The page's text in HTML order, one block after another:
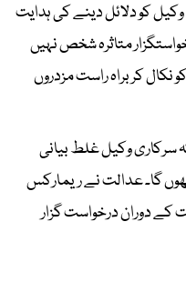
کو دلائل دینے کی ہدایت
متاثرہ شخص نہیں
نکال کر براہ راست مزدروں
سرکاری وکیل غلط بیانی
گا۔ عدالت نے ریمارکس
دوران درخواست گزار